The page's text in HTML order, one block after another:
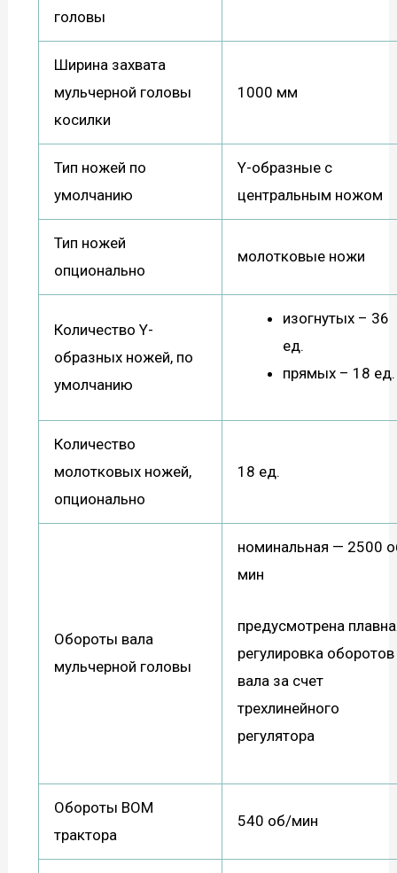
головы
Ширина захвата
мульчерной головы
косилки
1000 мм
Тип ножей по
умолчанию
Y-образные с
центральным ножом
Тип ножей
опционально
молотковые ножи
Количество Y-
образных ножей, по
умолчанию
изогнутых – 36
ед.
прямых – 18 ед.
Количество
молотковых ножей,
опционально
18 ед.
Обороты вала
мульчерной головы
номинальная — 2500
мин
предусмотрена
регулировка оборотов
вала за счет
трехлинейного
регулятора
Обороты ВОМ
трактора
540 об/мин